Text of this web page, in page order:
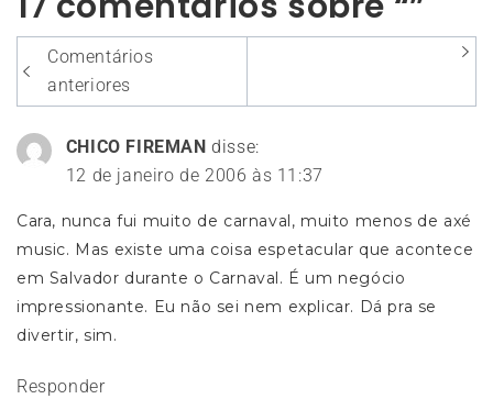
Navegação
entre
os
comentários
Comentários
anteriores
CHICO FIREMAN disse:
12 de janeiro de 2006 às 11:37
Cara, nunca fui muito de carnaval, muito menos de axé
music. Mas existe uma coisa espetacular que acontece
em Salvador durante o Carnaval. É um negócio
impressionante. Eu não sei nem explicar. Dá pra se
divertir, sim.
Responder